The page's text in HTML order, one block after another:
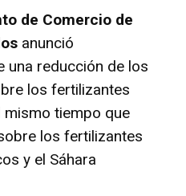
de Comercio de
anunció
una reducción de los
los fertilizantes
mismo tiempo que
los fertilizantes
y el Sáhara